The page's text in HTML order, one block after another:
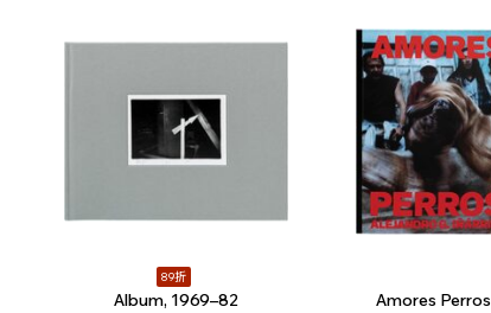
89折
Album, 1969–82 Amores Perros